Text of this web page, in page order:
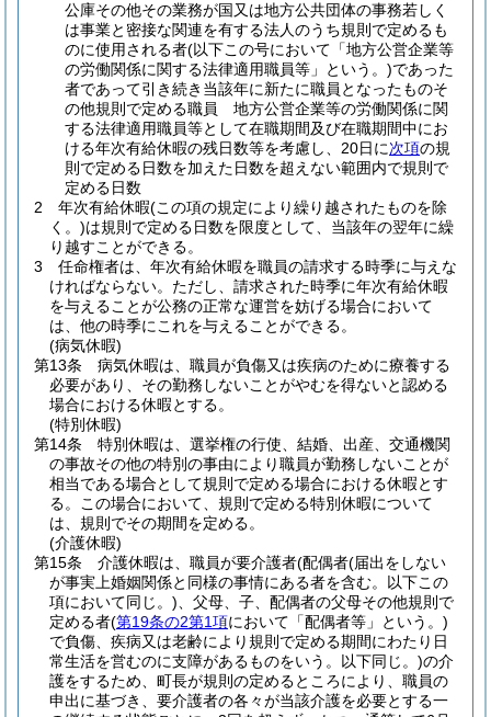
公庫その他その業務が国又は地方公共団体の事務若しく
は事業と密接な関連を有する法人のうち規則で定めるも
のに使用される者(以下この号において「地方公営企業等
の労働関係に関する法律適用職員等」という。)であった
者であって引き続き当該年に新たに職員となったものそ
の他規則で定める職員 地方公営企業等の労働関係に関
する法律適用職員等として在職期間及び在職期間中にお
ける年次有給休暇の残日数等を考慮し、20日に次項の規
則で定める日数を加えた日数を超えない範囲内で規則で
定める日数
2
年次有給休暇(この項の規定により繰り越されたものを除
く。)は規則で定める日数を限度として、当該年の翌年に繰
り越すことができる。
3
任命権者は、年次有給休暇を職員の請求する時季に与えな
ければならない。 ただし、請求された時季に年次有給休暇
を与えることが公務の正常な運営を妨げる場合において
は、他の時季にこれを与えることができる。
(病気休暇)
第13条
病気休暇は、職員が負傷又は疾病のために療養する
必要があり、その勤務しないことがやむを得ないと認める
場合における休暇とする。
(特別休暇)
第14条
特別休暇は、選挙権の行使、結婚、出産、交通機関
の事故その他の特別の事由により職員が勤務しないことが
相当である場合として規則で定める場合における休暇とす
る。
この場合において、規則で定める特別休暇について
は、規則でその期間を定める。
(介護休暇)
第15条
介護休暇は、職員が要介護者(配偶者(届出をしない
が事実上婚姻関係と同様の事情にある者を含む。以下この
項において同じ。) 、父母、子、配偶者の父母その他規則で
定める者(第19条の2第1項において「配偶者等」という。)
で負傷、疾病又は老齢により規則で定める期間にわたり日
常生活を営むのに支障があるものをいう。以下同じ。)の介
護をするため、町長が規則の定めるところにより、職員の
申出に基づき、要介護者の各々が当該介護を必要とする一